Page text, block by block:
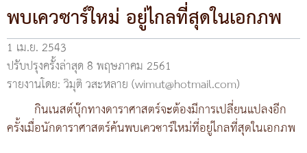
พบเควซาร์ใหม่ อยู่ไกลที่สุดในเอกภพ
1 เม.ย. 2543
ปรับปรุงครั้งล่าสุด 8 พฤษภาคม 2561
รายงานโดย: วิมุติ วสะหลาย (wimut@hotmail.com)
กินเนสต์บุ๊กทางดาราศาสตร์จะต้องมีการเปลี่ยนแปลงอีก
ครั้งเมื่อนักดาราศาสตร์ค้นพบเควซาร์ใหม่ที่อยู่ไกลที่สุดในเอกภพ